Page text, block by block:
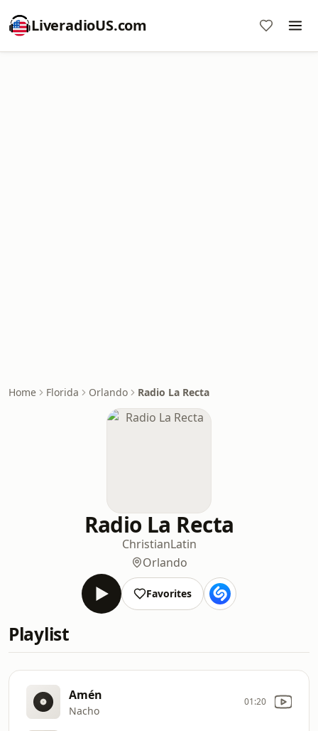
LiveradioUS.com
Home Florida Orlando Radio La Recta
Radio La Recta
ChristianLatin
Orlando
Favorites
Playlist
Amén
Nacho
01:20